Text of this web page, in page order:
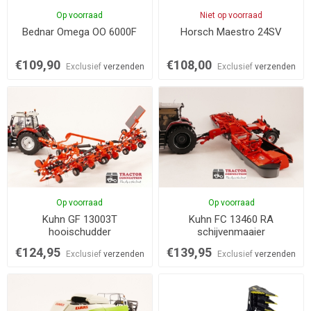
Op voorraad
Bednar Omega OO 6000F
€109,90 Exclusief verzenden
Niet op voorraad
Horsch Maestro 24SV
€108,00 Exclusiefverzenden
Op voorraad
Kuhn GF 13003T
hooischudder
€124,95 Exclusief verzenden
Op voorraad
Kuhn FC 13460 RA
schijvenmaaier
€139,95 Exclusiefverzenden